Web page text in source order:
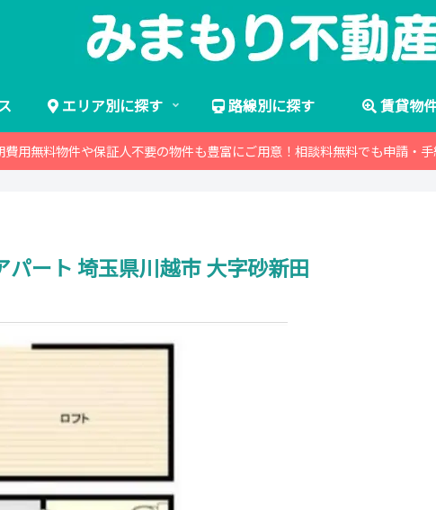
エリア別に探す 路線別に探す 賃貸物
費用無料物件や保証人不要の物件も豊富にご用意！相談料無料でも申請・手
パート 埼玉県川越市 大字砂新田